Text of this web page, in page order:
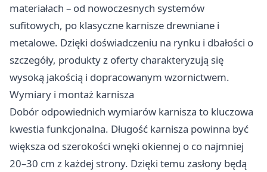
materiałach – od nowoczesnych systemów
sufitowych, po klasyczne karnisze drewniane i
metalowe. Dzięki doświadczeniu na rynku i dbałości o
szczegóły, produkty z oferty charakteryzują się
wysoką jakością i dopracowanym wzornictwem.
Wymiary i montaż karnisza
Dobór odpowiednich wymiarów karnisza to kluczowa
kwestia funkcjonalna. Długość karnisza powinna być
większa od szerokości wnęki okiennej o co najmniej
20–30 cm z każdej strony. Dzięki temu zasłony będą